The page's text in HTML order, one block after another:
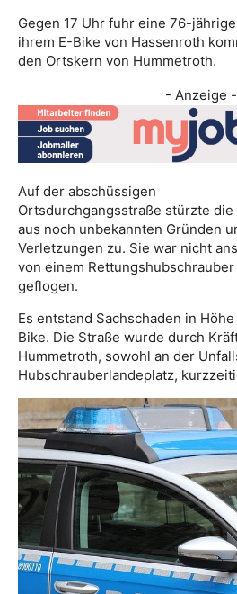
Gegen 17 Uhr fuhr eine 76-
ihrem E-Bike von Hassenroth
den Ortskern von Hummetroth.
- Anzeige -
Auf der abschüssigen
Ortsdurchgangsstraße stürzte
aus noch unbekannten Gründen
Verletzungen zu. Sie war nicht
von einem
geflogen.
Es entstand Sachschaden in
Bike. Die Straße wurde durch
Hummetroth, sowohl an der
Hubschrauberlandeplatz,